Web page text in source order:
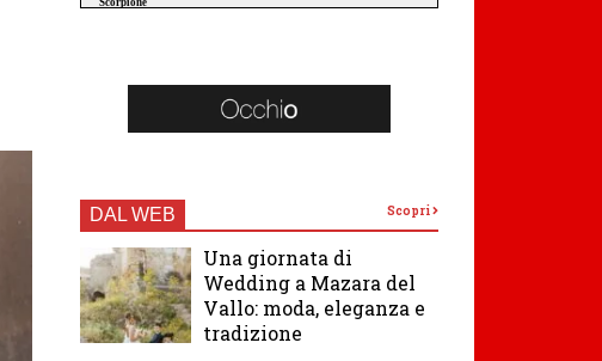
DAL WEB Scopri
Una giornata di
Wedding a Mazara del
Vallo: moda, eleganza e
tradizione